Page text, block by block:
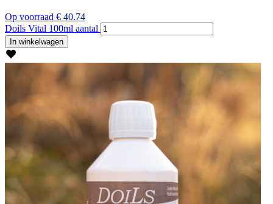
Op voorraad € 40.74
Doils Vital 100ml aantal
In winkelwagen